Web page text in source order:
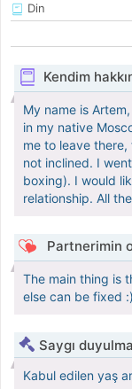
Din
Kendim
My name is
in my native
me to leave
not inclined. I
boxing). I would
relationship. All
Partnerimin
The main thing is
else can be fixed :)
Saygı
Kabul edilen yaş